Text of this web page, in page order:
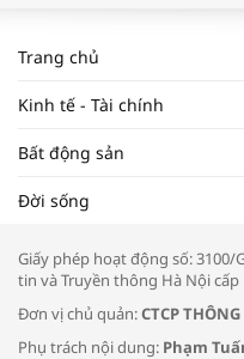
NAM
ĐẬP
Tọa
Trang chủ
Kinh tế - Tài chính
Bất động sản
Đời sống
Giấy phép hoạt động số: 3100/
tin và Truyền thông Hà Nội cấp
Đơn vị chủ quản:CTCP
Phụ trách nội dung: Phạm